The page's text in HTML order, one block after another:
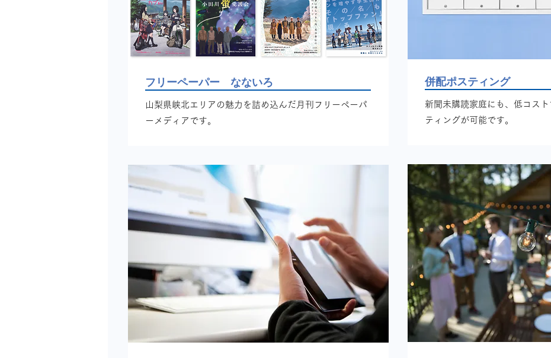
フリーペーパー なないろ
山梨県峡北エリアの魅力を詰め込んだ月刊フリーペーパ
ーメディアです。
併配ポスティング
新聞未購読家庭にも、低コス
ティングが可能です。